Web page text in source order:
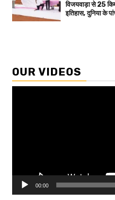
विजयवाड़ा से 25
इतिहास, दुनिया के
OUR VIDEOS
00:00